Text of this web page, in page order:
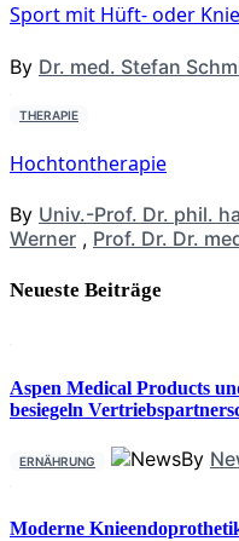
Sport mit Hüft- oder
By Dr. med. Stefan
THERAPIE
Hochtontherapie
By Univ.-Prof. Dr. phil.
Werner , Prof. Dr. Dr.
Neueste Beiträge
Aspen Medical Products
besiegeln
ERNÄHRUNG By
Moderne